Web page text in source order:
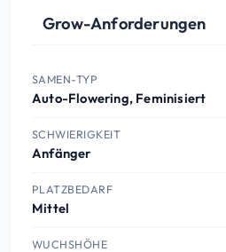
Grow-Anforderungen
SAMEN-TYP
Auto-Flowering, Feminisiert
SCHWIERIGKEIT
Anfänger
PLATZBEDARF
Mittel
WUCHSHÖHE